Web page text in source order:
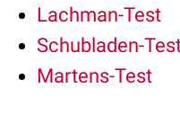
Lachman-Test
Schubladen-
Martens-Test